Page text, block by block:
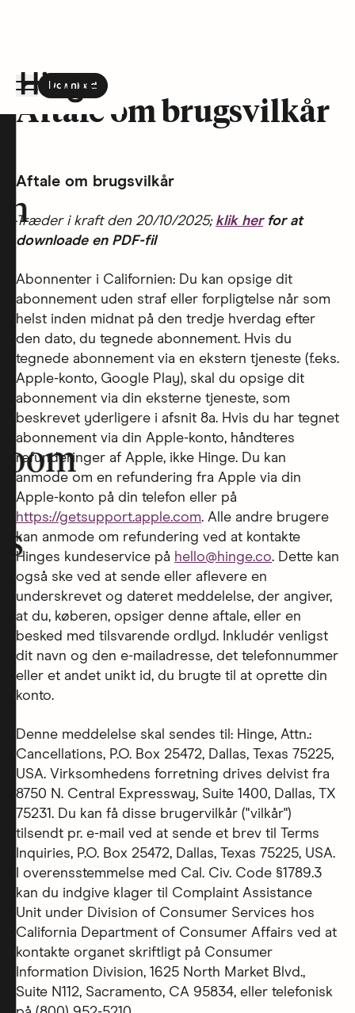
Hinge homepage
Download
the Hinge app on
Aftale om brugsvilkår
Aftale om brugsvilkår
Træder i kraft den 20/10/2025; klik herfor at
downloade en PDF-fil
Abonnenter i Californien: Du kan opsige dit
abonnement uden straf eller forpligtelse når som
helst inden midnat på den tredje hverdag efter
den dato, du tegnede abonnement. Hvis du
tegnede abonnement via en ekstern tjeneste (f.eks.
Apple-konto, Google Play), skal du opsige dit
abonnement via din eksterne tjeneste, som
beskrevet yderligere i afsnit 8a. Hvis du har tegnet
abonnement via din Apple-konto, håndteres
refunderinger af Apple, ikke Hinge. Du kan
anmode om en refundering fra Apple via din
Apple-konto på din telefon eller på
https://getsupport.apple.com. Alle andre brugere
kan anmode om refundering ved at kontakte
Hinges kundeservice på hello@hinge.co. Dette kan
også ske ved at sende eller aflevere en
underskrevet og dateret meddelelse, der angiver,
at du, køberen, opsiger denne aftale, eller en
besked med tilsvarende ordlyd. Inkludér venligst
dit navn og den e-mailadresse, det telefonnummer
eller et andet unikt id, du brugte til at oprette din
konto.
Denne meddelelse skal sendes til: Hinge, Attn.:
Cancellations, P.O. Box 25472, Dallas, Texas 75225,
USA. Virksomhedens forretning drives delvist fra
8750 N. Central Expressway, Suite 1400, Dallas, TX
75231. Du kan få disse brugervilkår ("vilkår")
tilsendt pr. e-mail ved at sende et brev til Terms
Inquiries, P.O. Box 25472, Dallas, Texas 75225, USA.
I overensstemmelse med Cal. Civ. Code §1789.3
kan du indgive klager til Complaint Assistance
Unit under Division of Consumer Services hos
California Department of Consumer Affairs ved at
kontakte organet skriftligt på Consumer
Information Division, 1625 North Market Blvd.,
Suite N112, Sacramento, CA 95834, eller telefonisk